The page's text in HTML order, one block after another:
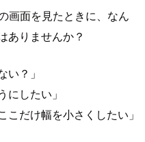
画面を見たときに、なん
ありませんか？
い？」
にしたい」
こだけ幅を小さくしたい」